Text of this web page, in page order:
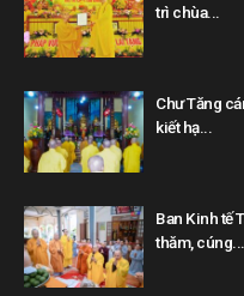
trì chùa...
Chư Tăng
kiết hạ...
Ban Kinh tế
thăm, cúng...